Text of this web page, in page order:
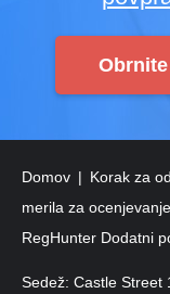
Domov Korak za
merila za
RegHunter Dodatni
Sedež: Castle Street